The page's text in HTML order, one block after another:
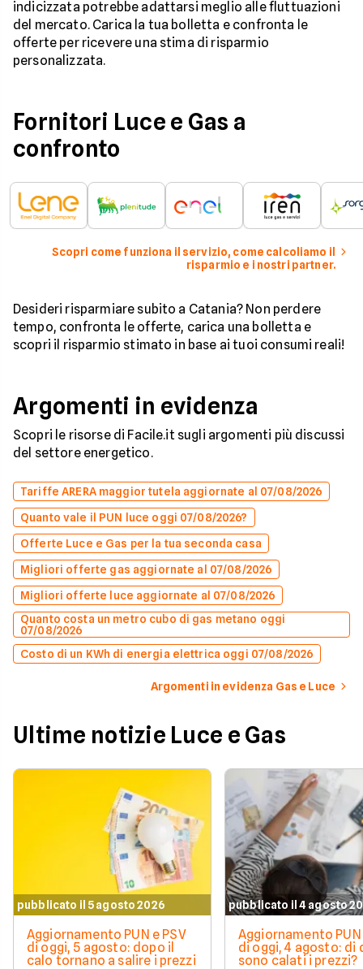
indicizzata potrebbe adattarsi meglio alle fluttuazioni
del mercato. Carica la tua bolletta e confronta le
offerte per ricevere una stima di risparmio
personalizzata.
Fornitori Luce e Gas a
confronto
Scopri come funziona il servizio, come calcoliamo il
risparmio e i nostri partner.
Desideri risparmiare subito a Catania? Non perdere
tempo, confronta le offerte, carica una bolletta e
scopri il risparmio stimato in base ai tuoi consumi reali!
Argomenti in evidenza
Scopri le risorse di Facile.it sugli argomenti più discussi
del settore energetico.
Tariffe ARERA maggior tutela aggiornate al 07/08/2026
Quanto vale il PUN luce oggi 07/08/2026?
Offerte Luce e Gas per la tua seconda casa
Migliori offerte gas aggiornate al 07/08/2026
Migliori offerte luce aggiornate al 07/08/2026
Quanto costa un metro cubo di gas metano oggi
07/08/2026
Costo di un KWh di energia elettrica oggi 07/08/2026
Argomenti in evidenza Gas e Luce
Ultime notizie Luce e Gas
pubblicato il 5 agosto 2026
Aggiornamento PUN e PSV
di oggi, 5 agosto: dopo il
calo tornano a salire i prezzi
pubblicato il 4 agosto
Aggiornamento PUN
di oggi, 4 agosto: di
sono calati i prezzi?